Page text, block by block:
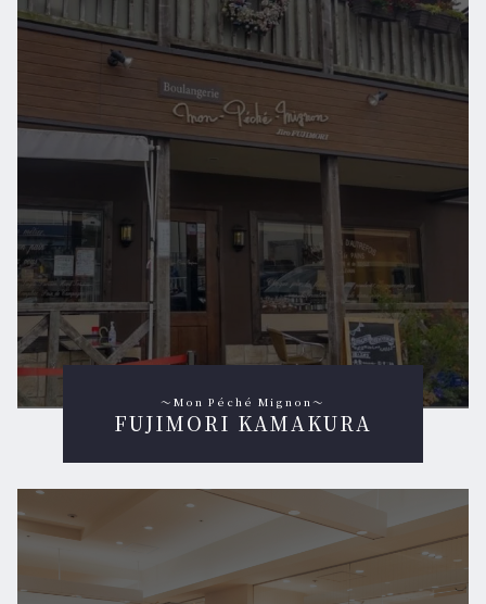
～Mon Péché Mignon～
FUJIMORI KAMAKURA